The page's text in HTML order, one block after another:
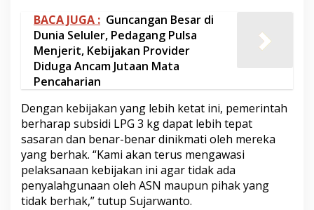
BACA JUGA : Guncangan Besar di
Dunia Seluler, Pedagang Pulsa
Menjerit, Kebijakan Provider
Diduga Ancam Jutaan Mata
Pencaharian
Dengan kebijakan yang lebih ketat ini, pemerintah
berharap subsidi LPG 3 kg dapat lebih tepat
sasaran dan benar-benar dinikmati oleh mereka
yang berhak. “Kami akan terus mengawasi
pelaksanaan kebijakan ini agar tidak ada
penyalahgunaan oleh ASN maupun pihak yang
tidak berhak,” tutup Sujarwanto.